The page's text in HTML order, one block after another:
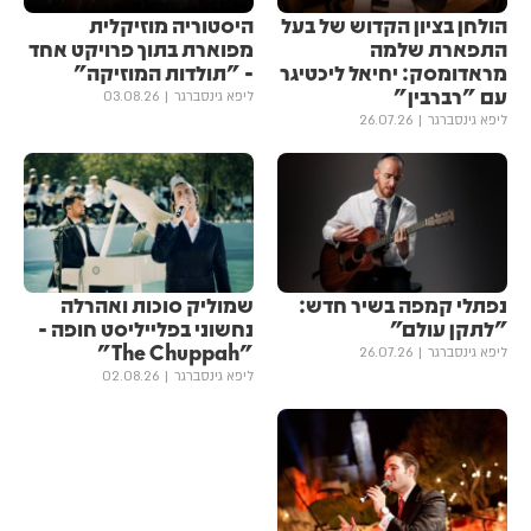
הולחן בציון הקדוש של בעל
התפארת שלמה
מראדומסק: יחיאל ליכטיגר
עם "רברבין"
ליפא גינסברגר 26.07.26
היסטוריה מוזיקלית
מפוארת בתוך פרויקט אחד
- "תולדות המוזיקה"
ליפא גינסברגר 03.08.26
נפתלי קמפה בשיר חדש:
״לתקן עולם״
ליפא גינסברגר 26.07.26
שמוליק סוכות ואהרלה
נחשוני בפלייליסט חופה -
"The Chuppah"
ליפא גינסברגר 02.08.26